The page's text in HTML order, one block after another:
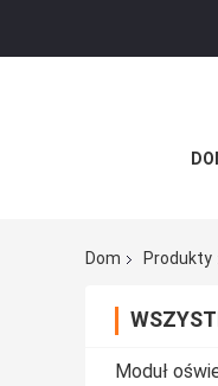
Dom Produkty
Moduł